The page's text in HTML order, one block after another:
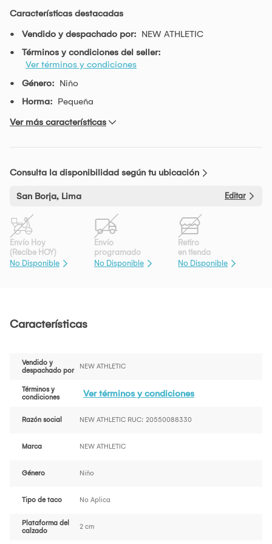
Características destacadas
Vendido y despachado por: NEW ATHLETIC
Términos y condiciones del seller:
Ver términos y condiciones
Género: Niño
Horma: Pequeña
Ver más características
Consulta la disponibilidad según tu ubicación
San Borja, Lima Editar
Envío Hoy
(Recibe HOY)
No Disponible
Envío
programado
No Disponible
Retiro
en tienda
No Disponible
Características
Vendido y
despachado por
NEW ATHLETIC
Términos y
condiciones
Ver términos y condiciones
Razón social NEW ATHLETIC RUC: 20550088330
Marca NEW ATHLETIC
Género Niño
Tipo de taco No Aplica
Plataforma del
calzado
2 cm